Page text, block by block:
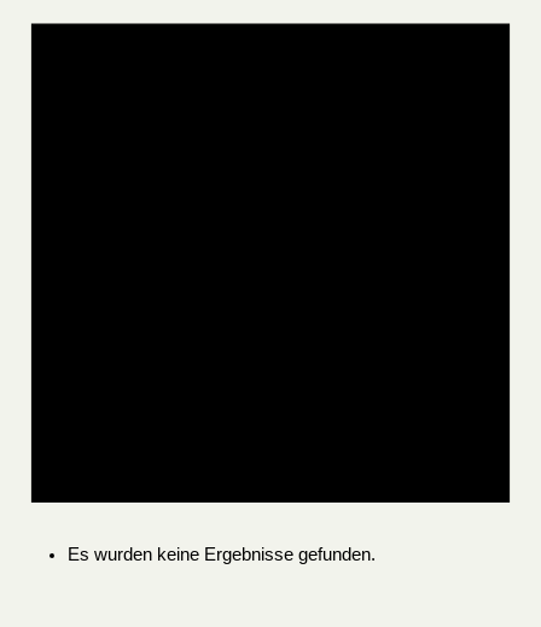
Es wurden keine Ergebnisse gefunden.